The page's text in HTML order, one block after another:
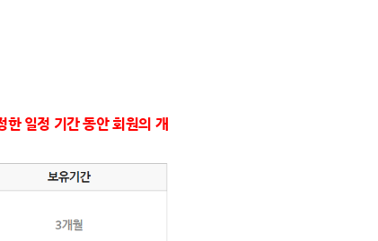
일정 기간 동안 회원의 개